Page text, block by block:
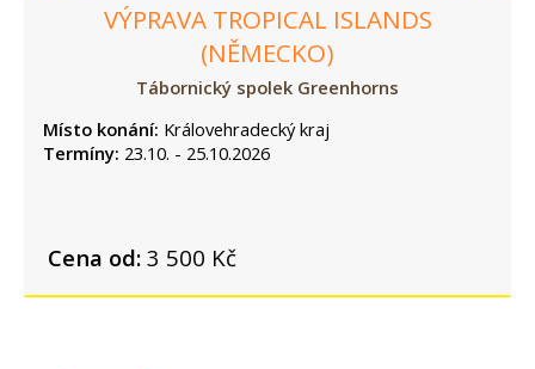
VÝPRAVA TROPICAL ISLANDS
(NĚMECKO)
Tábornický spolek Greenhorns
Místo konání: Královehradecký kraj
Termíny: 23.10. - 25.10.2026
Cena od:3 500 Kč